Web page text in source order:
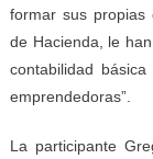
formar sus propias
de Hacienda, le
contabilidad
emprendedoras”.
La participante